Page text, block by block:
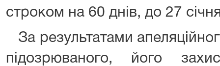
строком на 60 днів, до 27
За результатами
підозрюваного, його